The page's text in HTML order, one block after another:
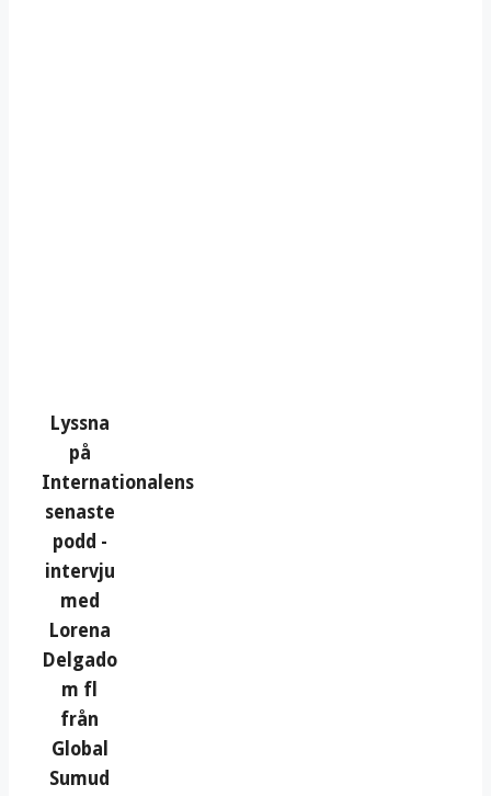
Lyssna
på
Internationalens
senaste
podd -
intervju
med
Lorena
Delgado
m fl
från
Global
Sumud